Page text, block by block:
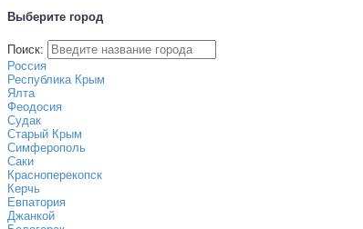
Выберите город
Поиск:
Россия
Республика Крым
Ялта
Феодосия
Судак
Старый Крым
Симферополь
Саки
Красноперекопск
Керчь
Евпатория
Джанкой